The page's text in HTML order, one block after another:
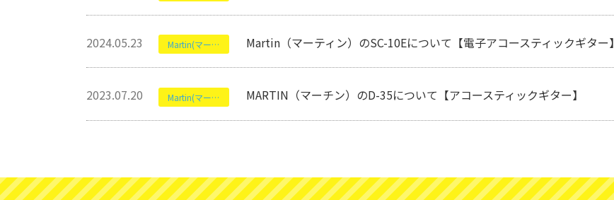
2024.05.23 Martin(マーティン) Martin（マーティン）のSC-10Eについて【電子アコースティックギター】
2023.07.20 Martin(マーティン) MARTIN（マーチン）のD-35について【アコースティックギター】